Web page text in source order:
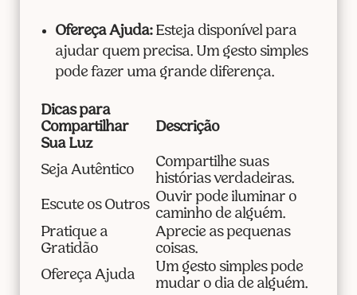
Ofereça Ajuda:Esteja disponível para
ajudar quem precisa. Um gesto simples
pode fazer uma grande diferença.
Dicas para
Compartilhar
Sua Luz
Descrição
Seja Autêntico
Compartilhe suas
histórias verdadeiras.
Escute os Outros
Ouvir pode iluminar o
caminho de alguém.
Pratique a
Gratidão
Aprecie as pequenas
coisas.
Ofereça Ajuda
Um gesto simples pode
mudar o dia de alguém.